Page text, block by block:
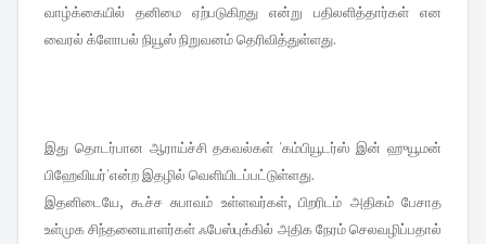
வாழ்க்கையில் தனிமை ஏற்படுகிறது என்று பதிலளித்தார்கள் என
வைரல் க்ளோபல் நியூஸ் நிறுவனம் தெரிவித்துள்ளது.
இது தொடர்பான ஆராய்ச்சி தகவல்கள் 'கம்பியூடர்ஸ் இன் ஹுயூமன்
பிஹேவியர்'என்ற இதழில் வெளியிடப்பட்டுள்ளது.
இதனிடையே, கூச்ச சுபாவம் உள்ளவர்கள், பிறரிடம் அதிகம் பேசாத
உள்முக சிந்தனையாளர்கள் ஃபேஸ்புக்கில் அதிக நேரம் செலவழிப்பதால்